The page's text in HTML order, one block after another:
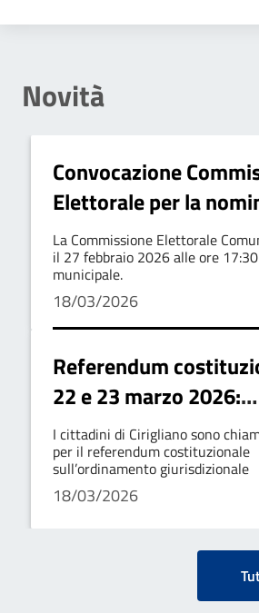
Novità
Convocazione
Elettorale per la
scrutatori –
23 marzo 2026
La Commissione Elettorale
il 27 febbraio 2026 alle ore
municipale.
18/03/2026
Referendum
22 e 23 marzo 2026:
convocazione dei
elettorali
I cittadini di Cirigliano sono
per il referendum costituzionale
sull’ordinamento giurisdizionale
18/03/2026